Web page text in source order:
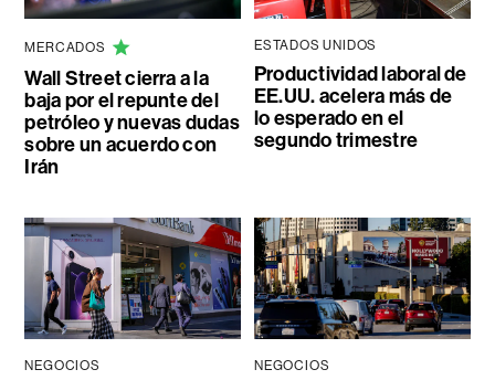
MERCADOS
Wall Street cierra a la
baja por el repunte del
petróleo y nuevas dudas
sobre un acuerdo con
Irán
ESTADOS UNIDOS
Productividad laboral de
EE.UU. acelera más de
lo esperado en el
segundo trimestre
NEGOCIOS NEGOCIOS